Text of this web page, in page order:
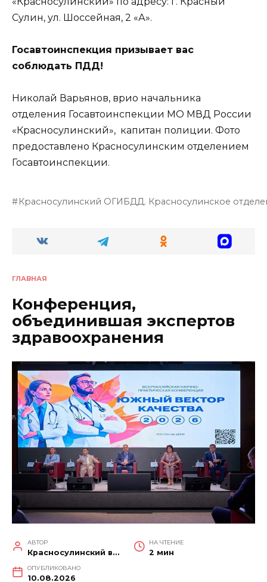
Сулин, ул. Шоссейная, 2 «А».
Госавтоинспекция призывает вас
соблюдать ПДД!
Николай Варьянов, врио начальника
отделения Госавтоинспекции МО МВД России
«Красносулинский», капитан полиции. Фото
предоставлено Красносулинским отделением
Госавтоинспекции.
Красносулинский ОГИБДД. Красносулинское
ГЛАВНАЯ
Конференция,
объединившая экспертов
здравоохранения
АВТОР
Красносулинский вестник
НА ЧТЕНИЕ
2 мин
ОПУБЛИКОВАНО
10.08.2026